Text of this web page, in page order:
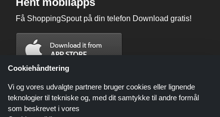
Få ShoppingSpout på din telefon Download gratis!
Cookiehåndtering
Vi og vores udvalgte partnere bruger cookies eller lignende
teknologier til tekniske og, med dit samtykke til andre formål
som beskrevet i vores